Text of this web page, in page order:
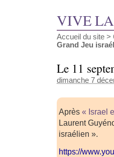
VIVE
Accueil du site >
Grand Jeu
Le 11
dimanche 7
Après « Israel
Laurent
israélien ».
https://